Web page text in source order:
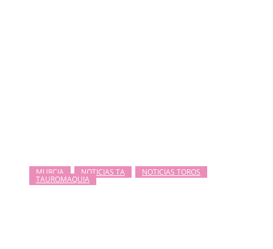
MURCIA NOTICIAS TA NOTICIAS TOROS
TAUROMAQUIA